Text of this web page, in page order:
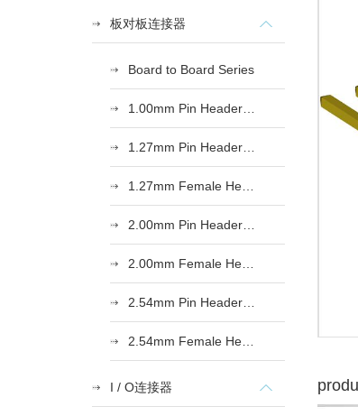
板对板连接器
Board to Board Series
I / O连接器